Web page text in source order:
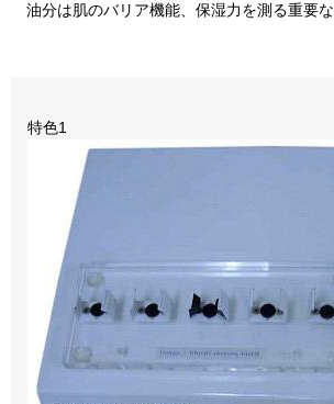
油分は肌のバリア機能、保湿力を測る重要な
特色1